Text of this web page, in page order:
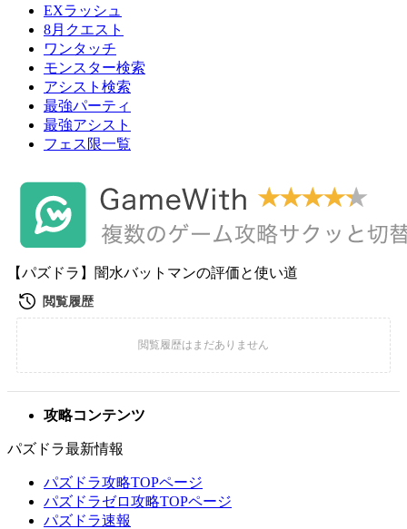
EXラッシュ
8月クエスト
ワンタッチ
モンスター検索
アシスト検索
最強パーティ
最強アシスト
フェス限一覧
【パズドラ】闇水バットマンの評価と使い道
攻略コンテンツ
パズドラ最新情報
パズドラ攻略TOPページ
パズドラゼロ攻略TOPページ
パズドラ速報